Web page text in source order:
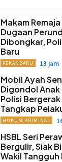
Makam
Dugaan
Dibongkar,
Baru
PEKANBARU 13 jam
Mobil Ayah
Digondol Anak
Polisi
Tangkap
HUKUM KRIMINAL
HSBL Seri
Bergulir, Siak
Wakil Tangguh